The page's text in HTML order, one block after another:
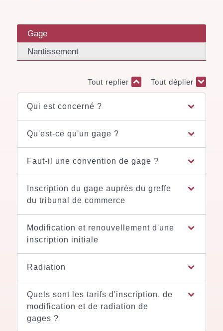
Gage
Nantissement
Tout replier Tout déplier
Qui est concerné ?
Qu'est-ce qu'un gage ?
Faut-il une convention de gage ?
Inscription du gage auprès du greffe
du tribunal de commerce
Modification et renouvellement d'une
inscription initiale
Radiation
Quels sont les tarifs d'inscription, de
modification et de radiation de
gages ?